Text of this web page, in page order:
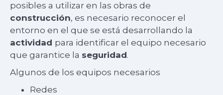
posibles a utilizar en las obras de
construcción, es necesario reconocer el
entorno en el que se está desarrollando la
actividad para identificar el equipo necesario
que garantice la seguridad.
Algunos de los equipos necesarios
Redes